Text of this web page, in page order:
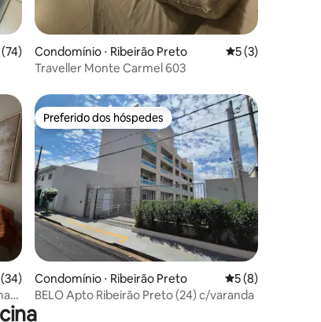
uma avaliação média de 5, 74 avaliações
Condomínio ⋅ Ribeirão Preto 5 de uma
5 (3)
Traveller Monte Carmel 603
uma avaliação média de 5, 34 avaliações
Preferido dos hóspedes
Preferido dos hóspedes
Condomínio ⋅ Ribeirão Preto 5 de uma
5 (8)
BELO Apto Ribeirão Preto (24) c/varanda